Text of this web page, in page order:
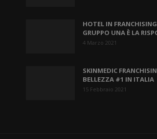
HOTEL IN
GRUPPO UNA È LA
4 Marzo 2021
SKINMEDIC
BELLEZZA #1 IN ITALIA
15 Febbraio 2021